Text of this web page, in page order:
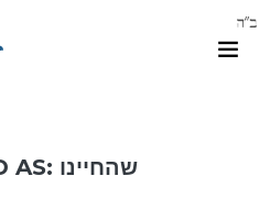
TAGGED AS: שהחיינו